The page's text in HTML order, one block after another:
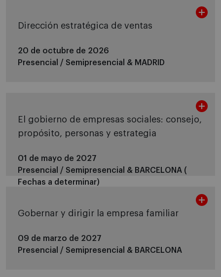
Dirección estratégica de ventas
20 de octubre de 2026
Presencial / Semipresencial & MADRID
El gobierno de empresas sociales: consejo,
propósito, personas y estrategia
01 de mayo de 2027
Presencial / Semipresencial & BARCELONA (
Fechas a determinar)
Gobernar y dirigir la empresa familiar
09 de marzo de 2027
Presencial / Semipresencial & BARCELONA